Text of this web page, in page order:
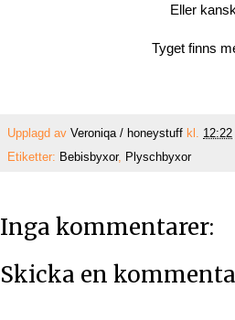
Eller
Tyget finns
Upplagd av Veroniqa / honeystuff kl. 12:22
Etiketter: Bebisbyxor, Plyschbyxor
Inga kommentarer:
Skicka en